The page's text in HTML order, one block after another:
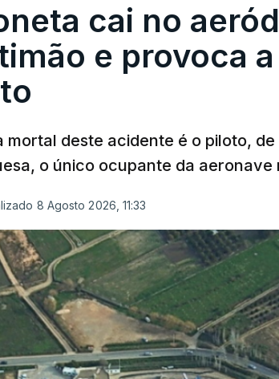
cai no
e provoca
mortal deste acidente é o piloto,
o único ocupante da aeronave
8 Agosto 2026, 11:33